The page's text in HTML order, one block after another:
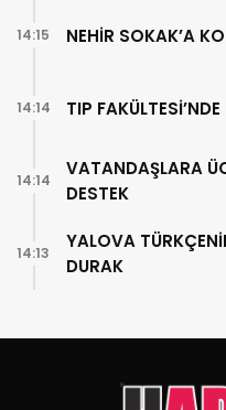
NEHİR SOKAK’A
14:15
TIP
14:14
VATANDAŞLARA
DESTEK
14:14
YALOVA
DURAK
14:13